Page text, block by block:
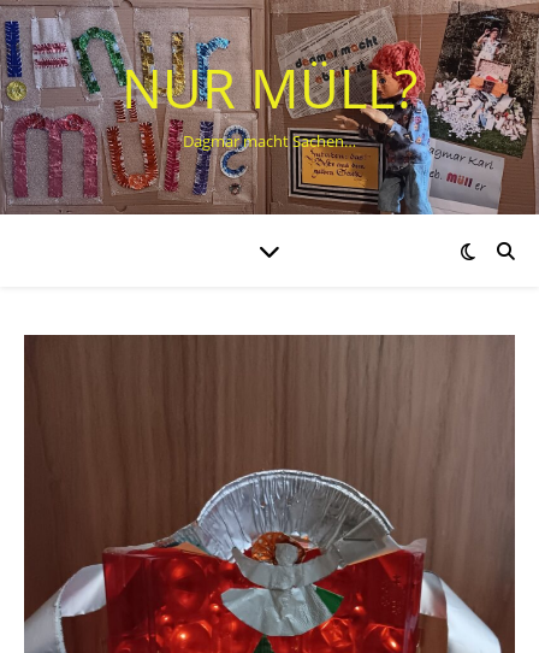
NUR MÜLL?
Dagmar macht Sachen…